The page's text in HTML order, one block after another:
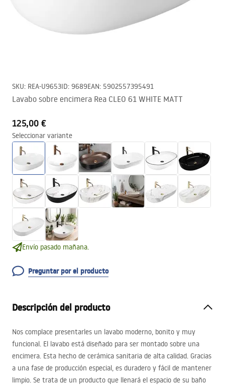
SKU: REA-U9653ID: 9689EAN: 5902557395491
Lavabo sobre encimera Rea CLEO 61 WHITE MATT
125,00 €
Seleccionar variante
Envío pasado mañana.
Preguntar por el producto
Descripción del producto
Nos complace presentarles un lavabo moderno, bonito y muy
funcional. El lavabo está diseñado para ser montado sobre una
encimera. Esta hecho de cerámica sanitaria de alta calidad. Gracias
a una fase de producción especial, es duradero y fácil de mantener
limpio. Se trata de un producto que llenará el espacio de su baño